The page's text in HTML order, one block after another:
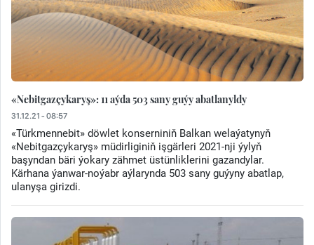
«Nebitgazçykaryş»: 11 aýda 503 sany guýy abatlanyldy
31.12.21 - 08:57
«Türkmennebit» döwlet konserniniň Balkan welaýatynyň
«Nebitgazçykaryş» müdirliginiň işgärleri 2021-nji ýylyň
başyndan bäri ýokary zähmet üstünliklerini gazandylar.
Kärhana ýanwar-noýabr aýlarynda 503 sany guýyny abatlap,
ulanyşa girizdi.